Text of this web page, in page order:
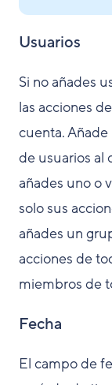
Usuarios
Si no añades
las acciones
cuenta.
de usuarios al
añades uno o
solo sus
añades un
acciones de
miembros de
Fecha
El campo de